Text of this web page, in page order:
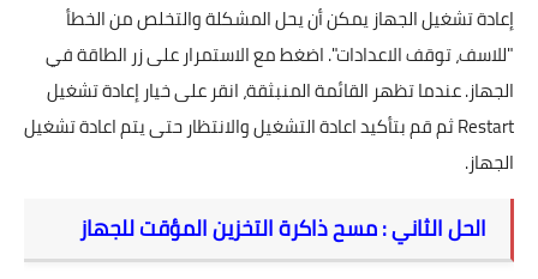
إعادة تشغيل الجهاز يمكن أن يحل المشكلة والتخلص من الخطأ
"للاسف، توقف الاعدادات". اضغط مع الاستمرار على زر الطاقة في
الجهاز. عندما تظهر القائمة المنبثقة، انقر على خيار إعادة تشغيل
Restart ثم قم بتأكيد اعادة التشغيل والانتظار حتى يتم اعادة تشغيل
الجهاز.
الحل الثاني : مسح ذاكرة التخزين المؤقت للجهاز